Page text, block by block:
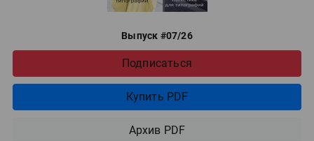
Выпуск #07/26
Подписаться
Купить PDF
Архив PDF